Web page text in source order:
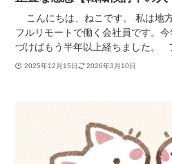
こんにちは、ねこです。 私は地
フルリモートで働く会社員です。
づけばもう半年以上経ちました。
2025年12月15日 2026年3月10日